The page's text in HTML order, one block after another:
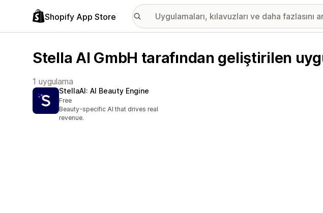
Shopify App Store
Stella AI GmbH tarafından geliştirilen
1 uygulama
StellaAI: AI Beauty Engine
Free
Beauty-specific AI that drives real
revenue.